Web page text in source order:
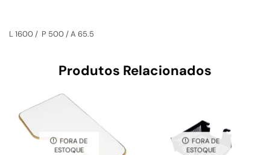
L 1600 / P 500 / A 65.5
Produtos Relacionados
FORA DE
ESTOQUE
FORA DE
ESTOQUE